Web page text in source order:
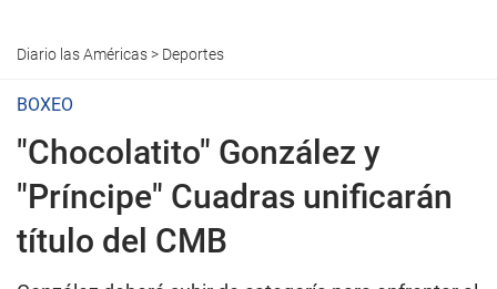
Diario las Américas> Deportes
BOXEO
"Chocolatito" González y
"Príncipe" Cuadras unificarán
título del CMB